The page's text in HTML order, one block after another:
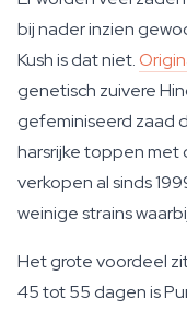
bij nader inzien
Kush is dat niet.
genetisch zuivere
gefeminiseerd zaad
harsrijke toppen met
verkopen al sinds
weinige strains
Het grote voordeel
45 tot 55 dagen is